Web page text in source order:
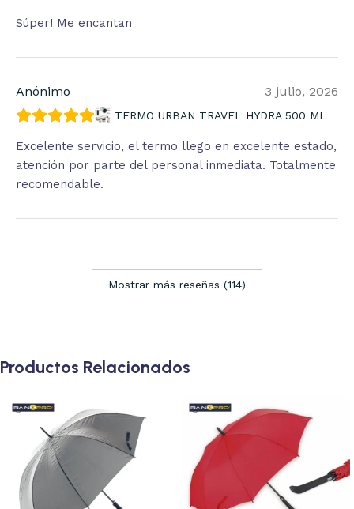
Súper! Me encantan
Anónimo 3 julio, 2026
TERMO URBAN TRAVEL HYDRA 500 ML
Excelente servicio, el termo llego en excelente estado,
atención por parte del personal inmediata. Totalmente
recomendable.
Mostrar más reseñas (114)
Productos Relacionados